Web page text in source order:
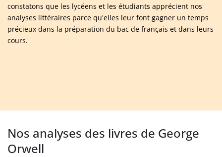
constatons que les lycéens et les étudiants apprécient nos
analyses littéraires parce qu'elles leur font gagner un temps
précieux dans la préparation du bac de français et dans leurs
cours.
Nos analyses des livres de George
Orwell